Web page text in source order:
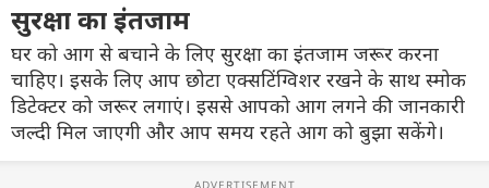
सुरक्षा का इंतजाम
घर को आग से बचाने के लिए सुरक्षा का इंतजाम जरूर करना
चाहिए। इसके लिए आप छोटा एक्सटिंग्विशर रखने के साथ स्मोक
डिटेक्टर को जरूर लगाएं। इससे आपको आग लगने की जानकारी
जल्दी मिल जाएगी और आप समय रहते आग को बुझा सकेंगे।